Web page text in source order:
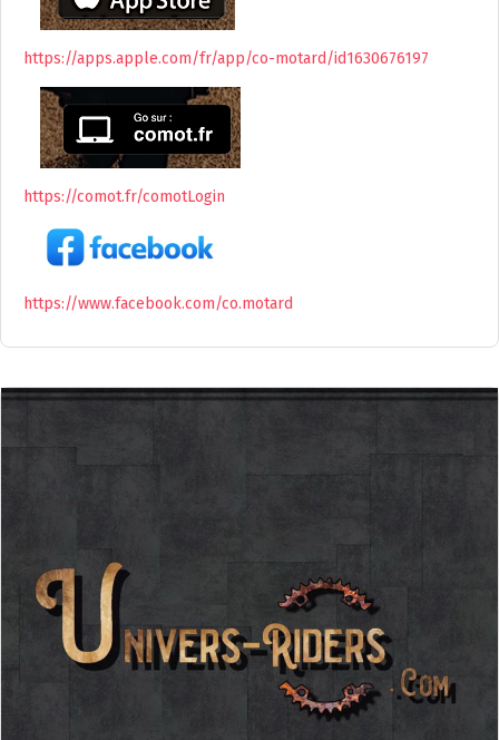
https://apps.apple.com/fr/app/co-motard/id1630676197
https://comot.fr/comotLogin
https://www.facebook.com/co.motard